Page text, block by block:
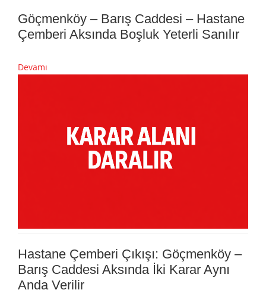
Göçmenköy – Barış Caddesi – Hastane
Çemberi Aksında Boşluk Yeterli Sanılır
Devamı
Hastane Çemberi Çıkışı: Göçmenköy –
Barış Caddesi Aksında İki Karar Aynı
Anda Verilir